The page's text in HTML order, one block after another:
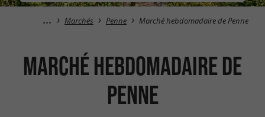
Marchés Penne Marché hebdomadaire de Penne
Marché hebdomadaire de
Penne